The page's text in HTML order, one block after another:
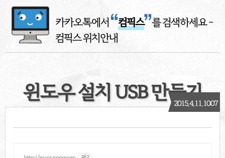
카카오톡에서 컴픽스 를 검색하세요-
컴픽스 위치안내
윈도우 설치 USB 만들기
2015. 4. 11. 10:07